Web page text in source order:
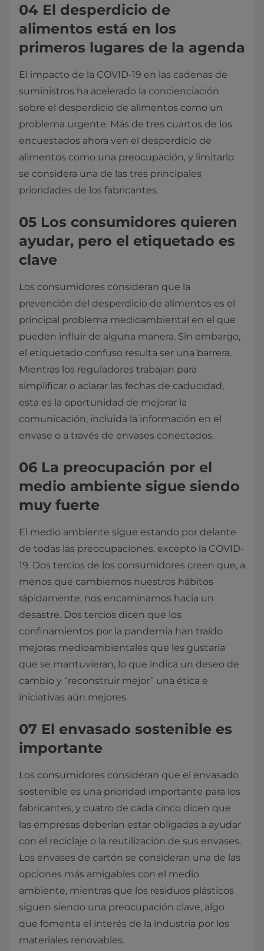
04 El desperdicio de
alimentos está en los
primeros lugares de la agenda
El impacto de la COVID-19 en las cadenas de
suministros ha acelerado la concienciación
sobre el desperdicio de alimentos como un
problema urgente. Más de tres cuartos de los
encuestados ahora ven el desperdicio de
alimentos como una preocupación, y limitarlo
se considera una de las tres principales
prioridades de los fabricantes.
05 Los consumidores quieren
ayudar, pero el etiquetado es
clave
Los consumidores consideran que la
prevención del desperdicio de alimentos es el
principal problema medioambiental en el que
pueden influir de alguna manera. Sin embargo,
el etiquetado confuso resulta ser una barrera.
Mientras los reguladores trabajan para
simplificar o aclarar las fechas de caducidad,
esta es la oportunidad de mejorar la
comunicación, incluida la información en el
envase o a través de envases conectados.
06 La preocupación por el
medio ambiente sigue siendo
muy fuerte
El medio ambiente sigue estando por delante
de todas las preocupaciones, excepto la COVID-
19. Dos tercios de los consumidores creen que, a
menos que cambiemos nuestros hábitos
rápidamente, nos encaminamos hacia un
desastre. Dos tercios dicen que los
confinamientos por la pandemia han traído
mejoras medioambientales que les gustaría
que se mantuvieran, lo que indica un deseo de
cambio y “reconstruir mejor” una ética e
iniciativas aún mejores.
07 El envasado sostenible es
importante
Los consumidores consideran que el envasado
sostenible es una prioridad importante para los
fabricantes, y cuatro de cada cinco dicen que
las empresas deberían estar obligadas a ayudar
con el reciclaje o la reutilización de sus envases.
Los envases de cartón se consideran una de las
opciones más amigables con el medio
ambiente, mientras que los residuos plásticos
siguen siendo una preocupación clave, algo
que fomenta el interés de la industria por los
materiales renovables.